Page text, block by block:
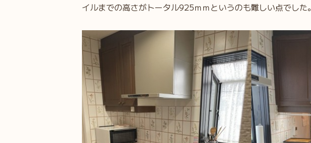
イルまでの高さがトータル925ｍｍというのも難しい点でした。